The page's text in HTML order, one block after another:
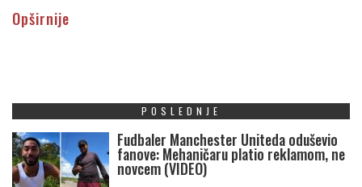
Opširnije
POSLEDNJE
Fudbaler Manchester Uniteda oduševio
fanove: Mehaničaru platio reklamom, ne
novcem (VIDEO)